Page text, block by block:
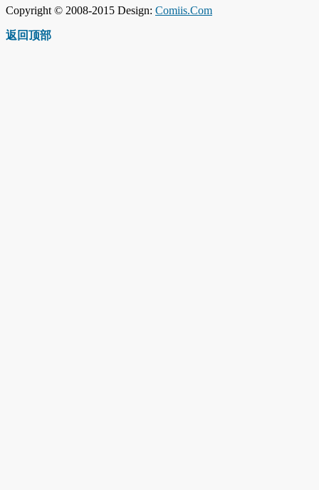
Copyright © 2008-2015 Design: Comiis.Com
返回顶部